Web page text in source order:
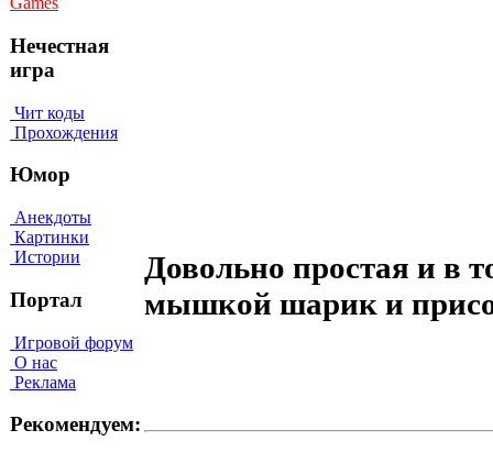
Нечестная
игра
Чит коды
Прохождения
Юмор
Анекдоты
Картинки
Истории
Портал
Игровой форум
О нас
Реклама
Рекомендуем:
Довольно простая и в
мышкой шарик и